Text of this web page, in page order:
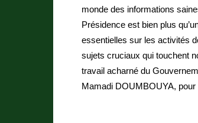
monde des informations
Présidence est bien plus
essentielles sur les activités
sujets cruciaux qui touchent
travail acharné du
Mamadi DOUMBOUYA,